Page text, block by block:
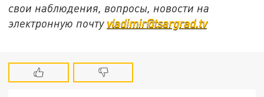
свои наблюдения, вопросы, новости на
электронную почту vladimir@tsargrad.tv